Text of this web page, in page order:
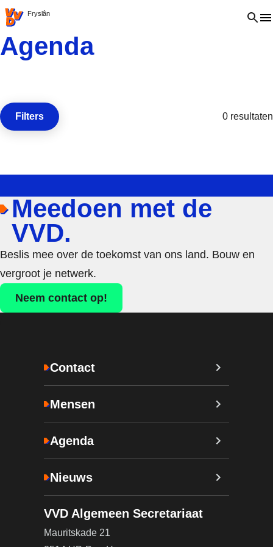
VVD.nl - Ga naar de homepage
Fryslân Open
Agenda
Open de
Filters 0 resultaten
Meedoen met de
VVD.
Beslis mee over de toekomst van ons land. Bouw en
vergroot je netwerk.
Neem contact op!
Contact
Mensen
Agenda
Nieuws
VVD Algemeen Secretariaat
Mauritskade 21